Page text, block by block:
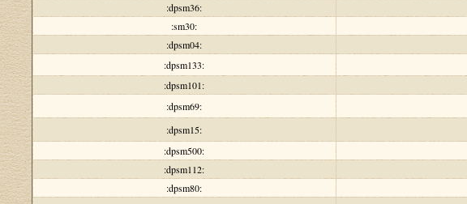
:dpsm36:
:sm30:
:dpsm04:
:dpsm133:
:dpsm101:
:dpsm69:
:dpsm15:
:dpsm500:
:dpsm112:
:dpsm80: